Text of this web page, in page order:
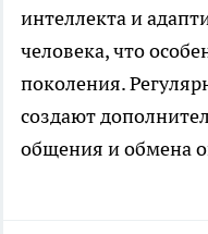
интеллекта и
человека, что
поколения.
создают
общения и обмена